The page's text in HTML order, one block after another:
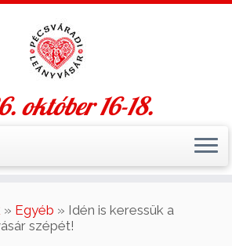
október 16-18.
» Egyéb » Idén is keressük a
szépét!